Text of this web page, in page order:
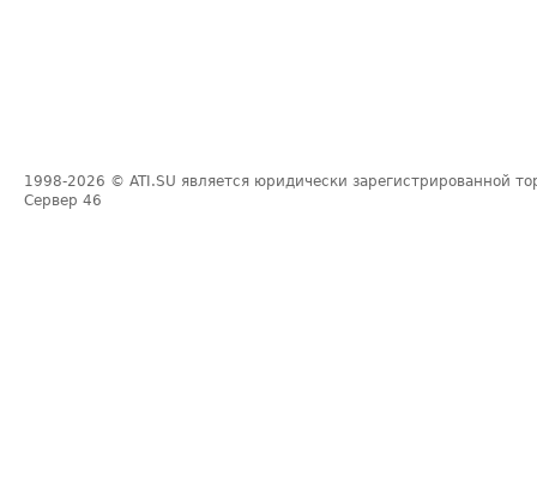
1998-2026 © ATI.SU является юридически зарегистрированной
Сервер 46